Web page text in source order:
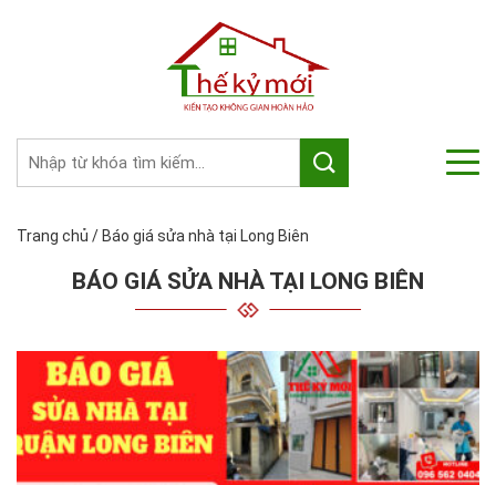
Trang chủ / Báo giá sửa nhà tại Long Biên
BÁO GIÁ SỬA NHÀ TẠI LONG BIÊN